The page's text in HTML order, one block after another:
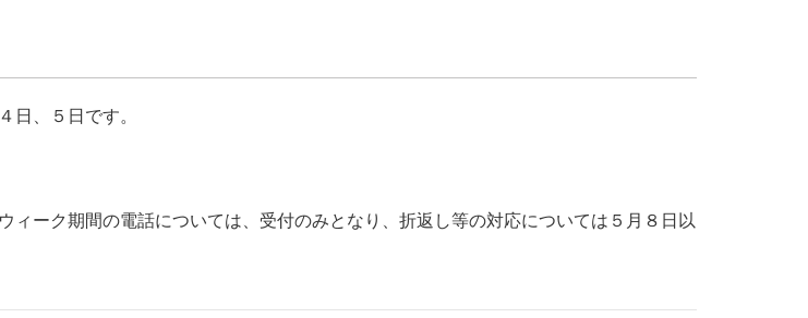
日、５日です。
ィーク期間の電話については、受付のみとなり、折返し等の対応については５月８日以